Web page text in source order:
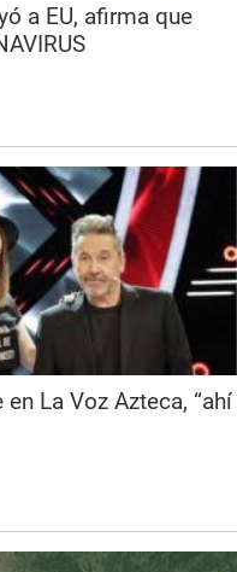
a EU, afirma que
La Voz Azteca, “ahí